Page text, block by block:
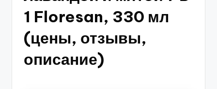
1 Floresan, 330 мл
(цены, отзывы,
описание)